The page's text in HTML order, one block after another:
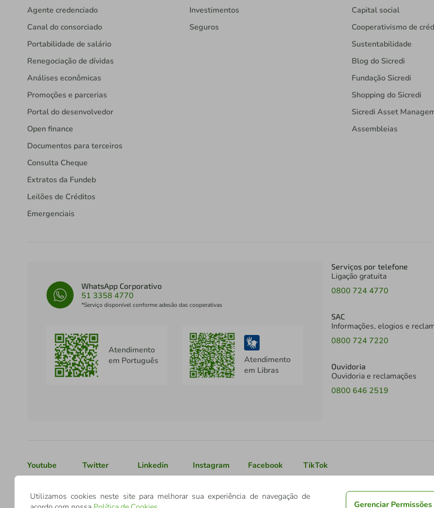
Agente credenciado
Canal do consorciado
Portabilidade de salário
Renegociação de dívidas
Análises econômicas
Promoções e parcerias
Portal do desenvolvedor
Open finance
Documentos para terceiros
Consulta Cheque
Extratos da Fundeb
Leilões de Créditos
Emergenciais
Investimentos
Seguros
Capital social
Cooperativismo de
Sustentabilidade
Blog do Sicredi
Fundação Sicredi
Shopping do Sicredi
Sicredi Asset
Assembleias
WhatsApp Corporativo
51 3358 4770
*Serviço disponível conforme adesão das cooperativas
Atendimento
em Português
Atendimento
em Libras
Serviços por telefone
Ligação gratuita
0800 724 4770
SAC
Informações, elogios e
0800 724 7220
Ouvidoria
Ouvidoria e reclamações
0800 646 2519
Youtube Twitter Linkedin Instagram Facebook TikTok
Confederação Sicredi
Utilizamos cookies neste site para melhorar sua experiência de navegação de
Gerenciar